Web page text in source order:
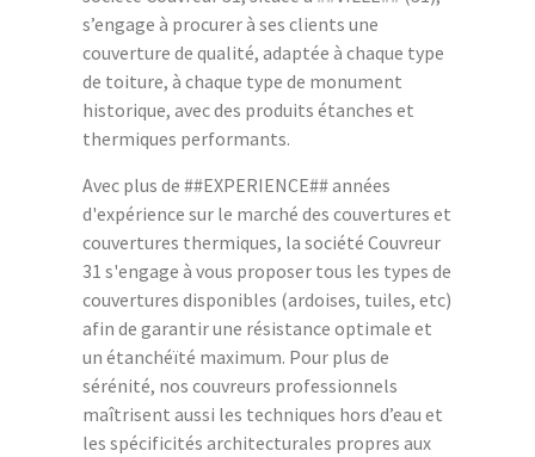
s’engage à procurer à ses clients une
couverture de qualité, adaptée à chaque type
de toiture, à chaque type de monument
historique, avec des produits étanches et
thermiques performants.
Avec plus de ##EXPERIENCE## années
d'expérience sur le marché des couvertures et
couvertures thermiques, la société Couvreur
31 s'engage à vous proposer tous les types de
couvertures disponibles (ardoises, tuiles, etc)
afin de garantir une résistance optimale et
un étanchéïté maximum. Pour plus de
sérénité, nos couvreurs professionnels
maîtrisent aussi les techniques hors d’eau et
les spécificités architecturales propres aux